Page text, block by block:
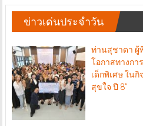
ข่าวเด่นประจำวัน
ท่านสุชาดา ผู้
โอกาสทางกา
เด็กพิเศษ ในกิ
สุขใจ ปี 8”